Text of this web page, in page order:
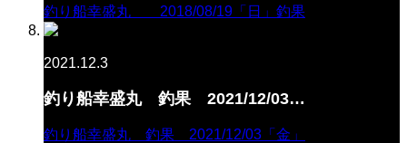
釣り船幸盛丸 2018/08/19「日」釣果
2021.12.3
釣り船幸盛丸 釣果 2021/12/03…
釣り船幸盛丸 釣果 2021/12/03「金」